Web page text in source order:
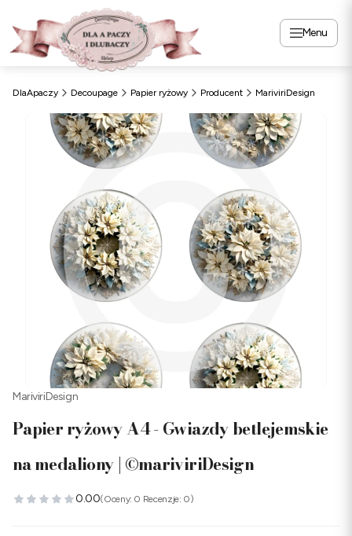
Menu
DlaApaczy Decoupage Papier ryżowy Producent MariviriDesign
MariviriDesign
Papier ryżowy A4 - Gwiazdy betlejemskie
na medaliony | ©mariviriDesign
0.00(Oceny: 0 Recenzje: 0)